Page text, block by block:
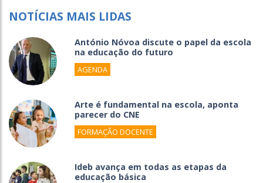
NOTÍCIAS MAIS LIDAS
António Nóvoa discute o papel da escola
na educação do futuro
AGENDA
Arte é fundamental na escola, aponta
parecer do CNE
FORMAÇÃO DOCENTE
Ideb avança em todas as etapas da
educação básica